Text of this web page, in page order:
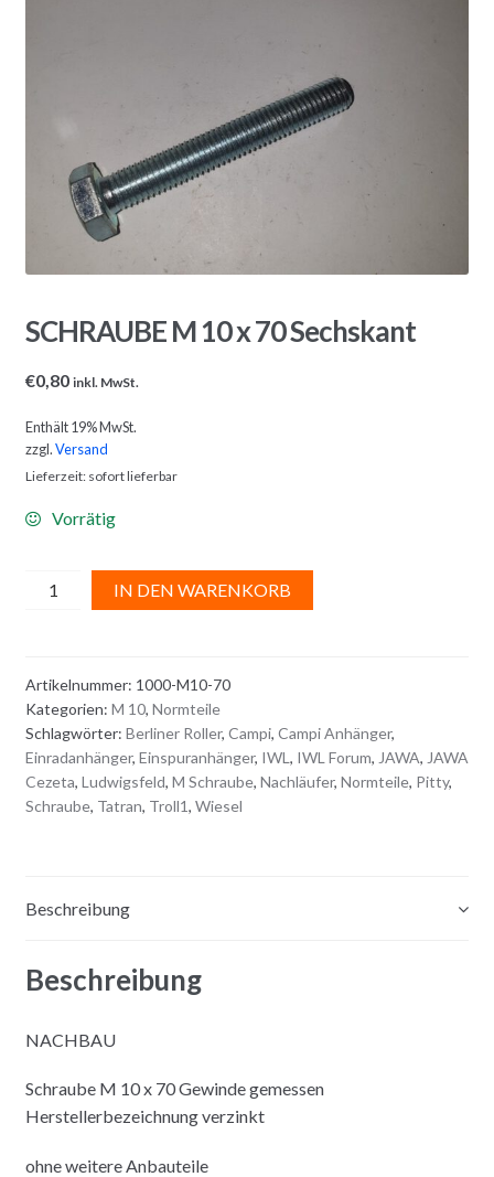
SCHRAUBE M 10 x 70 Sechskant
€0,80 inkl. MwSt.
Enthält 19% MwSt.
zzgl.Versand
Lieferzeit: sofort lieferbar
Vorrätig
SCHRAUBE
70
Sechskant
Menge
IN DEN WARENKORB
a
t
Artikelnummer: 1000-M10-70
Kategorien: M 10, Normteile
Schlagwörter: Berliner Roller, Campi, Campi Anhänger,
Einradanhänger, Einspuranhänger, IWL , IWL Forum, JAWA, JAWA
Cezeta, Ludwigsfeld, M Schraube, Nachläufer, Normteile, Pitty,
Schraube, Tatran, Troll1, Wiesel
Beschreibung
Beschreibung
NACHBAU
Schraube M 10 x 70 Gewinde gemessen
Herstellerbezeichnung verzinkt
ohne weitere Anbauteile